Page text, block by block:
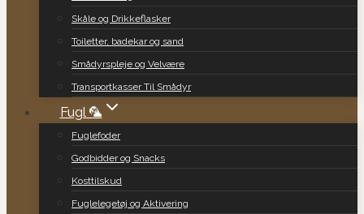
Skåle og Drikkeflasker
Toiletter, badekar og sand
Smådyrspleje og Velvære
Transportkasser Til Smådyr
Fugl 🦜
Fuglefoder
Godbidder og Snacks
Kosttilskud
Fuglelegetøj og Aktivering